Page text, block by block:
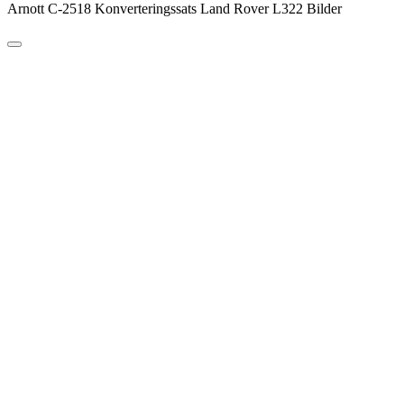
Arnott C-2518 Konverteringssats Land Rover L322 Bilder